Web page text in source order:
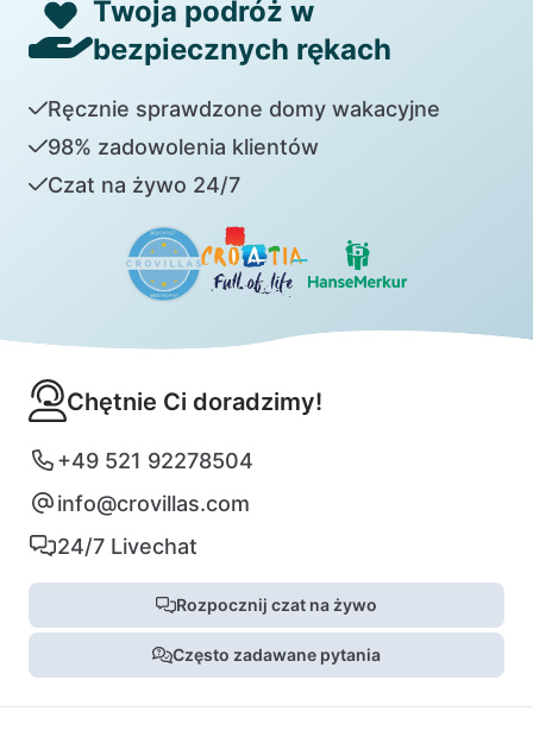
Twoja podróż w
bezpiecznych rękach
Ręcznie sprawdzone domy wakacyjne
98% zadowolenia klientów
Czat na żywo 24/7
Chętnie Ci doradzimy!
+49 521 92278504
info@crovillas.com
24/7 Livechat
Rozpocznij czat na żywo
Często zadawane pytania